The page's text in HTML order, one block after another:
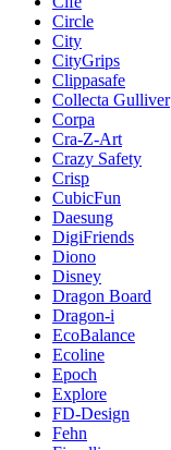
Circle
City
CityGrips
Clippasafe
Collecta Gulliver
Corpa
Cra-Z-Art
Crazy Safety
Crisp
CubicFun
Daesung
DigiFriends
Diono
Disney
Dragon Board
Dragon-i
EcoBalance
Ecoline
Epoch
Explore
FD-Design
Fehn